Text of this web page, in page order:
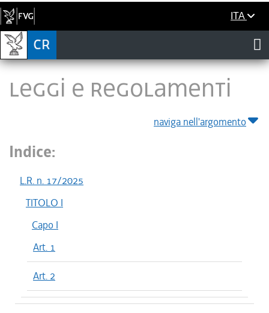
ITA
LEGGI E REGOLAMENTI
naviga nell'argomento
Indice:
L.R. n. 17/2025
TITOLO I
Capo I
Art. 1
Art. 2